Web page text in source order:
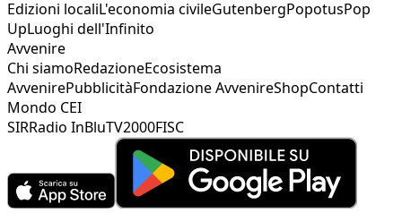
Edizioni localiL'economia civileGutenbergPopotusPop
UpLuoghi dell'Infinito
Avvenire
Chi siamoRedazioneEcosistema
AvvenirePubblicitàFondazione AvvenireShopContatti
Mondo CEI
SIRRadio InBluTV2000FISC